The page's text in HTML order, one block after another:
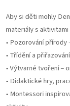
Aby si děti mohly
materiály s
• Pozorování přírody
• Třídění a
• Výtvarné tvoření –
• Didaktické hry,
• Montessori